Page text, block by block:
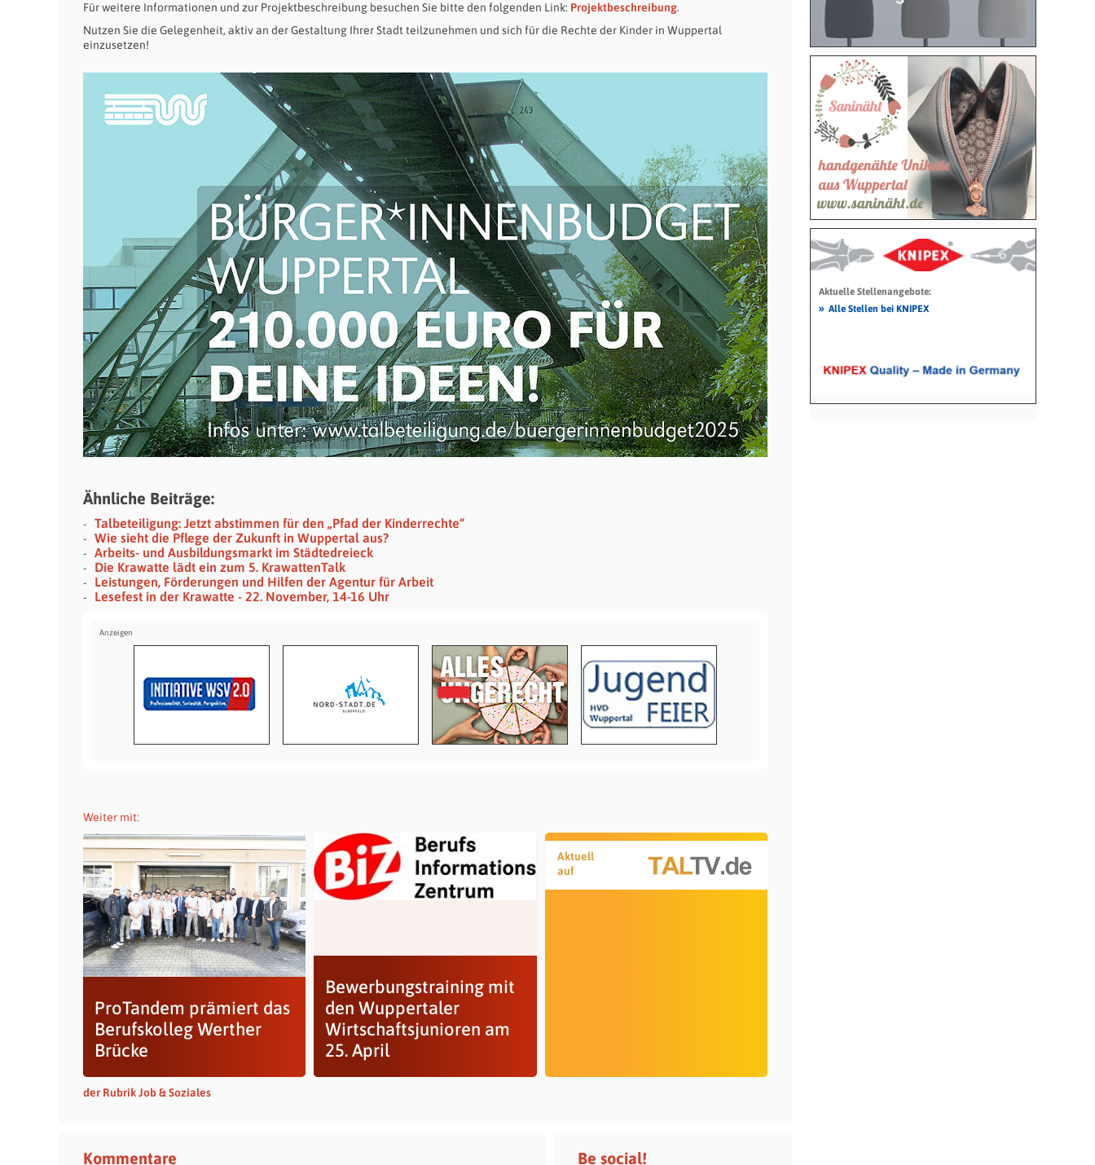
Für weitere Informationen und zur Projektbeschreibung besuchen Sie bitte den folgenden Link: Projektbeschreibung.
Nutzen Sie die Gelegenheit, aktiv an der Gestaltung Ihrer Stadt teilzunehmen und sich für die Rechte der Kinder in Wuppertal
einzusetzen!
Ähnliche Beiträge:
Talbeteiligung: Jetzt abstimmen für den „Pfad der Kinderrechte“
Wie sieht die Pflege der Zukunft in Wuppertal aus?
Arbeits- und Ausbildungsmarkt im Städtedreieck
Die Krawatte lädt ein zum 5. KrawattenTalk
Leistungen, Förderungen und Hilfen der Agentur für Arbeit
Lesefest in der Krawatte - 22. November, 14-16 Uhr
Weiter mit:
ProTandem prämiert das
Berufskolleg Werther
Brücke
Bewerbungstraining mit
den Wuppertaler
Wirtschaftsjunioren am
25. April
Aktuell
auf
der Rubrik Job & Soziales
Aktuelle Stellenangebote:
» Alle Stellen bei KNIPEX
Kommentare Be social!